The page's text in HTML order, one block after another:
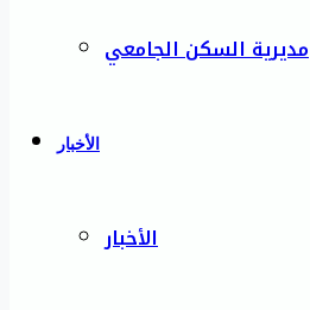
مديرية السكن الجامعي
الأخبار
الأخبار